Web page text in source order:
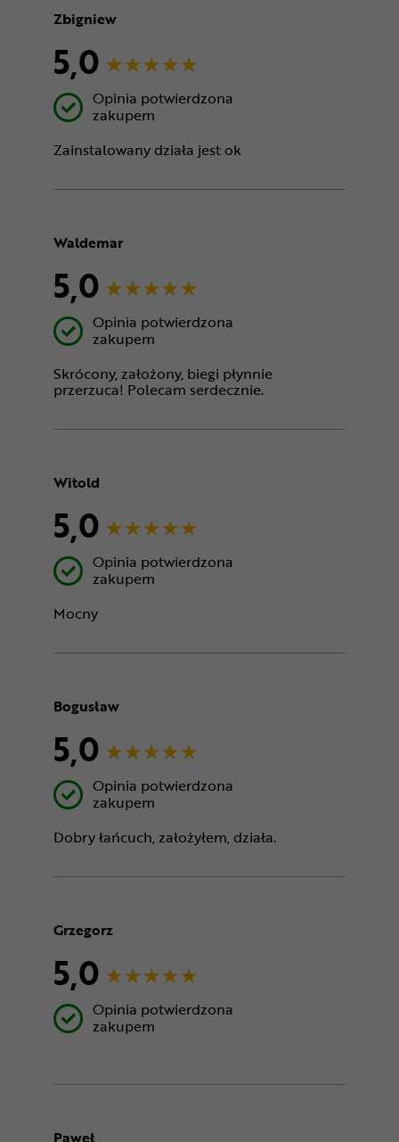
Zbigniew
5,0
Opinia potwierdzona
zakupem
Zainstalowany działa jest ok
Waldemar
5,0
Opinia potwierdzona
zakupem
Skrócony, założony, biegi płynnie
przerzuca! Polecam serdecznie.
Witold
5,0
Opinia potwierdzona
zakupem
Mocny
Bogusław
5,0
Opinia potwierdzona
zakupem
Dobry łańcuch, założyłem, działa.
Grzegorz
5,0
Opinia potwierdzona
zakupem
Paweł